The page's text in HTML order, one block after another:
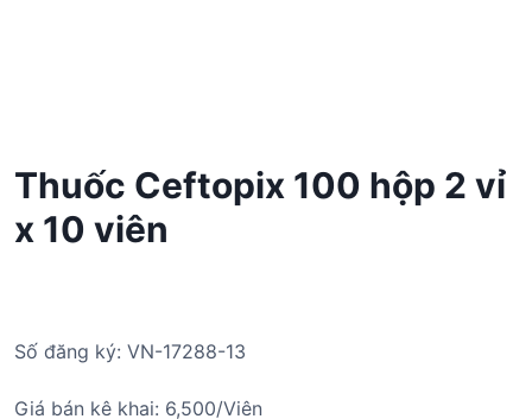
Thuốc Ceftopix 100 hộp 2 vỉ
x 10 viên
Số đăng ký: VN-17288-13
Giá bán kê khai: 6,500/Viên